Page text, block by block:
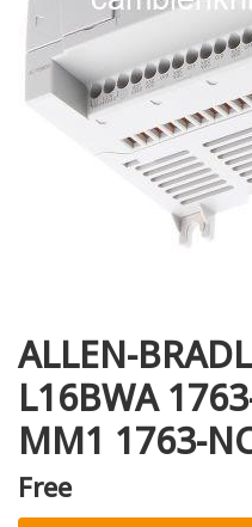
ALLEN-
L16BWA
MM1 1763-
Free